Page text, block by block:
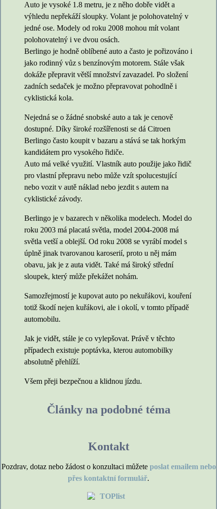
Auto je vysoké 1.8 metru, je z něho dobře vidět a
výhledu nepřekáží sloupky. Volant je polohovatelný v
jedné ose. Modely od roku 2008 mohou mít volant
polohovatelný i ve dvou osách.
Berlingo je hodně oblíbené auto a často je pořizováno i
jako rodinný vůz s benzínovým motorem. Stále však
dokáže přepravit větší množství zavazadel. Po složení
zadních sedaček je možno přepravovat pohodlně i
cyklistická kola.
Nejedná se o žádné snobské auto a tak je cenově
dostupné. Díky široké rozšířenosti se dá Citroen
Berlingo často koupit v bazaru a stává se tak horkým
kandidátem pro vysokého řidiče.
Auto má velké využití. Vlastník auto použije jako řidič
pro vlastní přepravu nebo může vzít spolucestující
nebo vozit v autě náklad nebo jezdit s autem na
cyklistické závody.
Berlingo je v bazarech v několika modelech. Model do
roku 2003 má placatá světla, model 2004-2008 má
světla vetší a oblejší. Od roku 2008 se vyrábí model s
úplně jinak tvarovanou karoserií, proto u něj mám
obavu, jak je z auta vidět. Také má široký střední
sloupek, který může překážet nohám.
Samozřejmostí je kupovat auto po nekuřákovi, kouření
totiž škodí nejen kuřákovi, ale i okolí, v tomto případě
automobilu.
Jak je vidět, stále je co vylepšovat. Právě v těchto
případech existuje poptávka, kterou automobilky
absolutně přehlíží.
Všem přeji bezpečnou a klidnou jízdu.
Články na podobné téma
Kontakt
Pozdrav, dotaz nebo žádost o konzultaci můžete poslat emailem nebo
přes kontaktní formulář.